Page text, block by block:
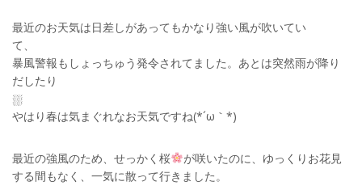
最近のお天気は日差しがあってもかなり強い風が吹いてい
て
暴風警報もしょっちゅう発令されてました。あとは突然雨が降り
だしたり
やはり春は気まぐれなお天気ですね(*´ω｀*)
最近の強風のため、せっかく桜
が咲いたのに、ゆっくりお花見
する間もなく、一気に散って行きました。